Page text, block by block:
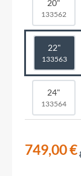
20"
133562
22"
133563
24"
133564
749,00 €